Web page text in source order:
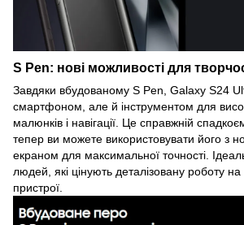
S Pen: нові можливості для
Завдяки вбудованому S Pen, Galaxy S24
смартфоном, але й інструментом для
малюнків і навігації. Це справжній
тепер ви можете використовувати його з
екраном для максимальної точності.
людей, які цінують деталізовану роботу
пристрої.